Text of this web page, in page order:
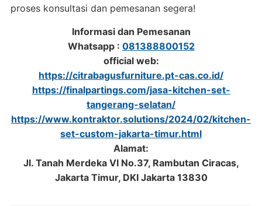
proses konsultasi dan pemesanan segera!
Informasi dan Pemesanan
Whatsapp : 081388800152
official web:
https://citrabagusfurniture.pt-cas.co.id/
https://finalpartings.com/jasa-kitchen-set-
tangerang-selatan/
https://www.kontraktor.solutions/2024/02/kitchen-
set-custom-jakarta-timur.html
Alamat:
Jl. Tanah Merdeka VI No.37, Rambutan Ciracas,
Jakarta Timur, DKI Jakarta 13830